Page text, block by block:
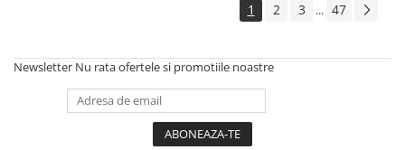
1 2 3 ... 47
Newsletter Nu rata ofertele si promotiile noastre